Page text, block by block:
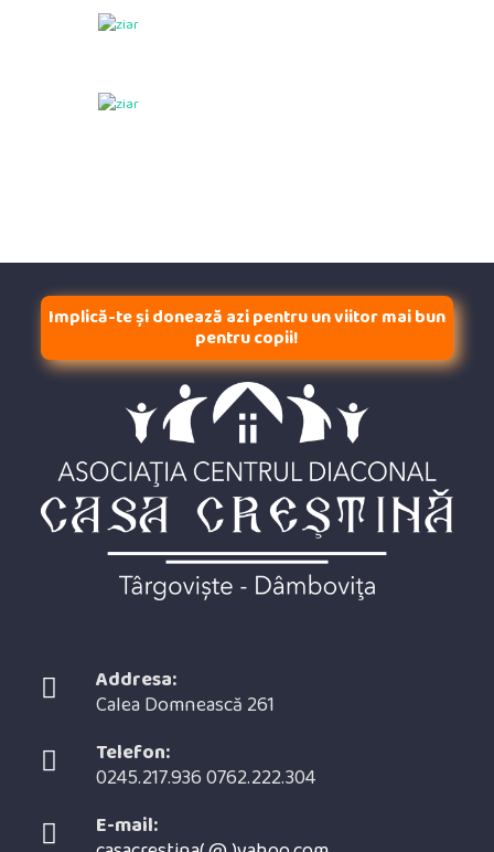
Implică-te și donează azi pentru un viitor mai bun
pentru copii!
Addresa:
Calea Domnească 261
Telefon:
0245.217.936 0762.222.304
E-mail: